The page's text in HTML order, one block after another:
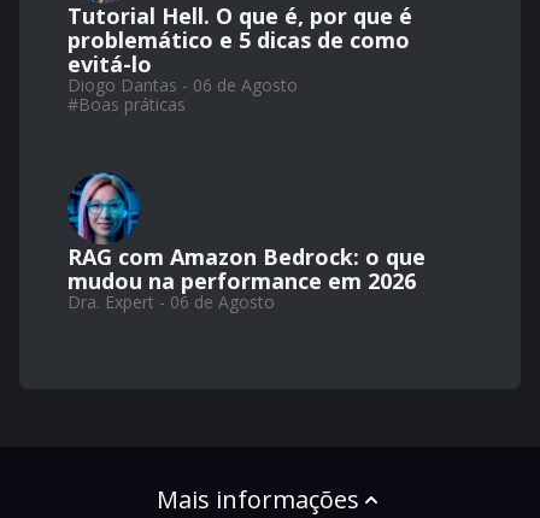
Tutorial Hell. O que é, por que é
problemático e 5 dicas de como
evitá-lo
Diogo Dantas - 06 de Agosto
#Boas práticas
RAG com Amazon Bedrock: o que
mudou na performance em 2026
Dra. Expert - 06 de Agosto
Mais informações